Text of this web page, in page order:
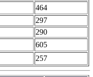
464
297
290
605
257